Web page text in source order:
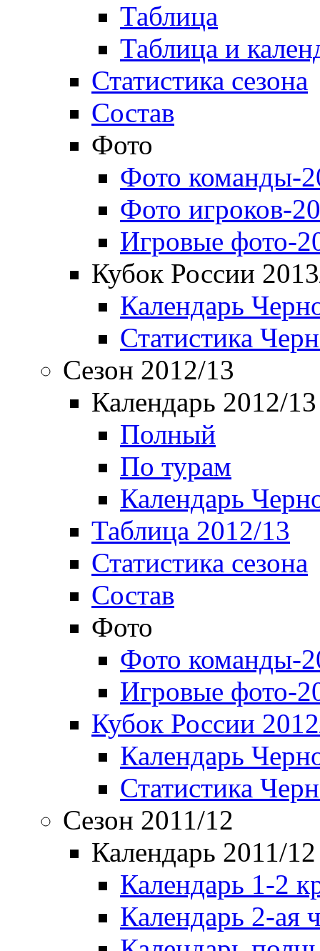
Таблица
Таблица и
Статистика сезона
Состав
Фото
Фото команды-
Фото игроков-
Игровые фото-
Кубок России
Календарь
Статистика
Сезон 2012/13
Календарь 2012/13
Полный
По турам
Календарь
Таблица 2012/13
Статистика сезона
Состав
Фото
Фото команды-
Игровые фото-
Кубок России
Календарь
Статистика
Сезон 2011/12
Календарь 2011/12
Календарь 1-2
Календарь 2-ая